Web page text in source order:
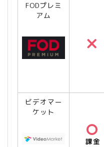
FODプレミ
アム
ビデオマー
ケット
課金